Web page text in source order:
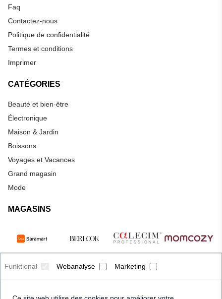
Funktional Webanalyse Marketing
Faq
Contactez-nous
Politique de confidentialité
Termes et conditions
Imprimer
CATÉGORIES
Beauté et bien-être
Électronique
Maison & Jardin
Boissons
Voyages et Vacances
Grand magasin
Mode
MAGASINS